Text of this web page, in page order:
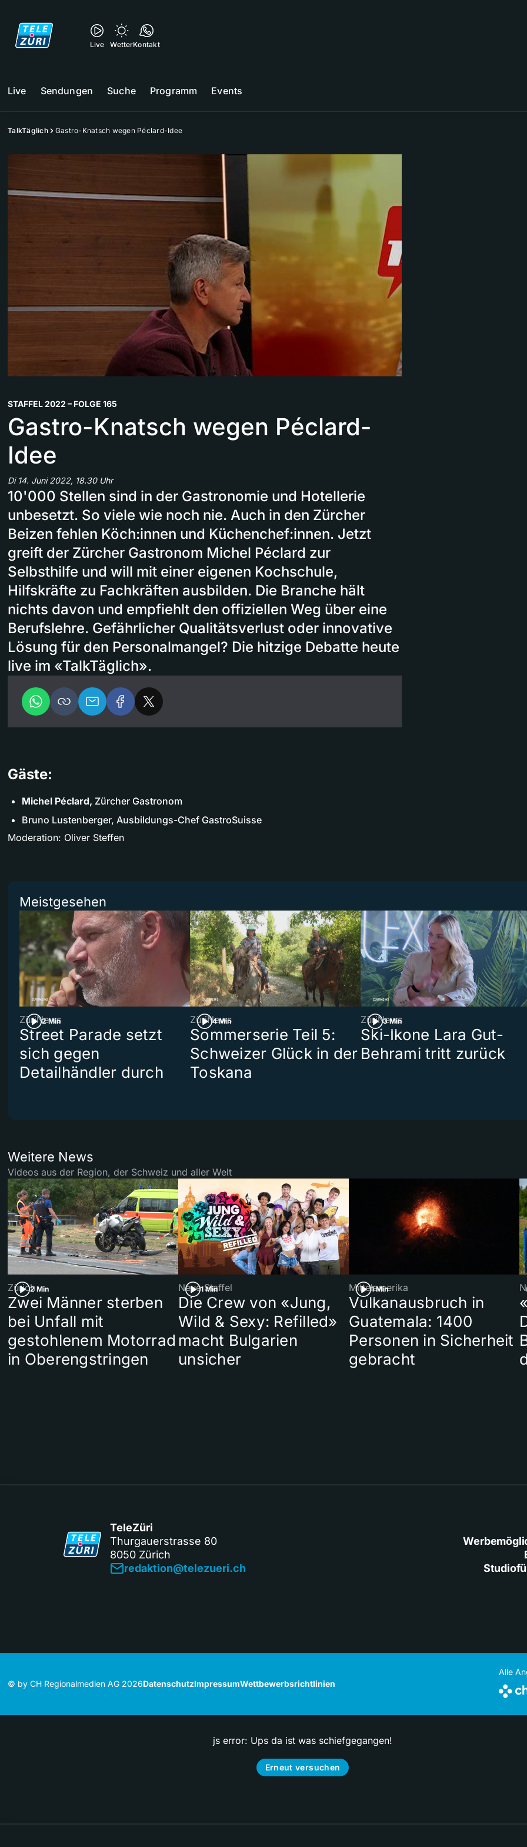
Live WetterKontakt
Live Sendungen Suche Programm Events
TalkTäglich Gastro-Knatsch wegen Péclard-Idee
STAFFEL 2022 – FOLGE 165
Gastro-Knatsch wegen Péclard-
Idee
Di 14. Juni 2022, 18.30 Uhr
10'000 Stellen sind in der Gastronomie und Hotellerie
unbesetzt. So viele wie noch nie. Auch in den Zürcher
Beizen fehlen Köch:innen und Küchenchef:innen. Jetzt
greift der Zürcher Gastronom Michel Péclard zur
Selbsthilfe und will mit einer eigenen Kochschule,
Hilfskräfte zu Fachkräften ausbilden. Die Branche hält
nichts davon und empfiehlt den offiziellen Weg über eine
Berufslehre. Gefährlicher Qualitätsverlust oder innovative
Lösung für den Personalmangel? Die hitzige Debatte heute
live im «TalkTäglich».
Gäste:
Michel Péclard, Zürcher Gastronom
Bruno Lustenberger, Ausbildungs-Chef GastroSuisse
Moderation: Oliver Steffen
Meistgesehen
2 Min
ZüriNews
Street Parade setzt
sich gegen
Detailhändler durch
4 Min
ZüriNews
Sommerserie Teil 5:
Schweizer Glück in der
Toskana
3 Min
ZüriNews
Ski-Ikone Lara Gut-
Behrami tritt zurück
Weitere News
Videos aus der Region, der Schweiz und aller Welt
2 Min
Zürich
Zwei Männer sterben
bei Unfall mit
gestohlenem Motorrad
in Oberengstringen
1 Min
Neue Staffel
Die Crew von «Jung,
Wild & Sexy: Refilled»
macht Bulgarien
unsicher
1 Min
Mittelamerika
Vulkanausbruch in
Guatemala: 1400
Personen in Sicherheit
gebracht
TeleZüri
Thurgauerstrasse 80
8050 Zürich
redaktion@telezueri.ch
© by CH Regionalmedien AG 2026DatenschutzImpressumWettbewerbsrichtlinien
Alle
js error: Ups da ist was schiefgegangen!
Erneut versuchen